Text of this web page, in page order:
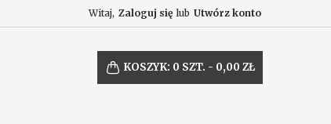
Witaj, Zaloguj się lub Utwórz konto
KOSZYK: 0 SZT. - 0,00 ZŁ